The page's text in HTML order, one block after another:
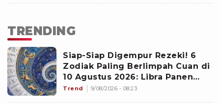
TRENDING
Siap-Siap Digempur Rezeki! 6
Zodiak Paling Berlimpah Cuan di
10 Agustus 2026: Libra Panen
Proyek Emas
Trend 9/08/2026 - 08:23